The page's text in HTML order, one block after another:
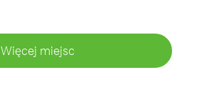
Więcej miejsc